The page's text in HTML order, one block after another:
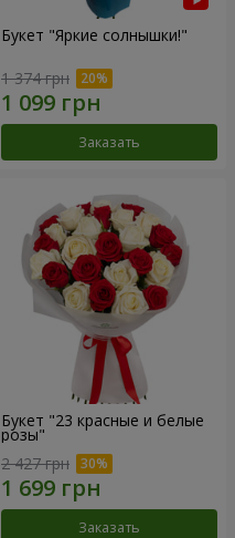
Букет "Яркие солнышки!"
1 374 грн
Заказать
Букет "23 красные и белые
розы"
2 427 грн
Заказать